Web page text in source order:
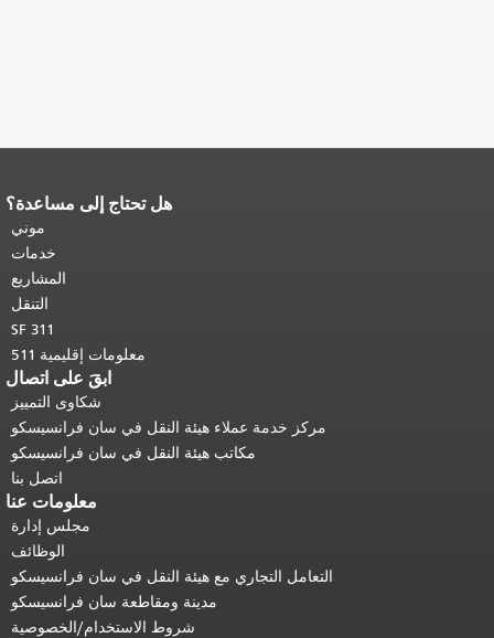
هل تحتاج إلى مساعدة؟
موني
خدمات
المشاريع
التنقل
SF 311
معلومات إقليمية 511
ابقَ على اتصال
شكاوى التمييز
مركز خدمة عملاء هيئة النقل في سان فرانسيسكو
مكاتب هيئة النقل في سان فرانسيسكو
اتصل بنا
معلومات عنا
مجلس إدارة
الوظائف
التعامل التجاري مع هيئة النقل في سان فرانسيسكو
مدينة ومقاطعة سان فرانسيسكو
شروط الاستخدام/الخصوصية